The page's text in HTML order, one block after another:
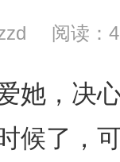
阅读：
她，决
候了，